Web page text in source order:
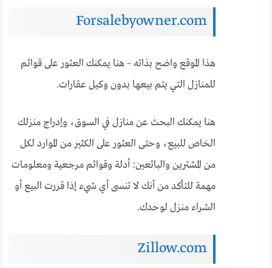
Forsalebyowner.com
هذا الموقع واضح بذاته – هنا يمكنك العثور على قوائم
للمنازل التي يتم بيعها بدون وكيل عقارات.
هنا يمكنك البحث عن منازل في السوق، وإدراج منزلك
الخاص للبيع، وحتى العثور على الكثير من الموارد لكل
من المشترين والبائعين: أدلة وقوائم مرجعية ومعلومات
مهمة للتأكد من أنك لا تنسى أي شيء إذا قررت البيع أو
الشراء منزل لوحدك.
Zillow.com